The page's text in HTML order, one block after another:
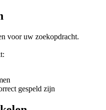
voor uw zoekopdracht.
gespeld zijn